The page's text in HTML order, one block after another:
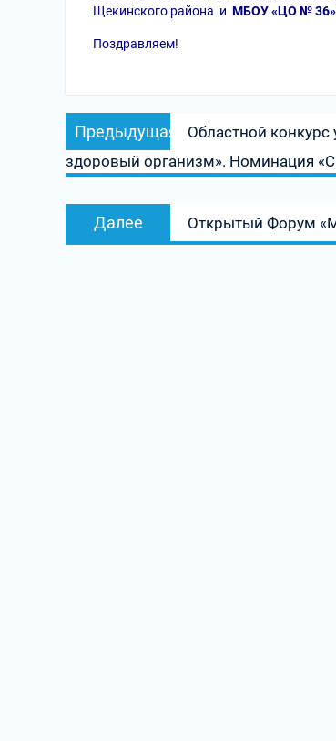
Щекинского района и МБОУ «ЦО № 36»
Поздравляем!
Навигация
по
записям
Предыдущая
Предыдущая
запись:
Областной
здоровый организм». Номинация
Далее
запись:
Открытый Форум